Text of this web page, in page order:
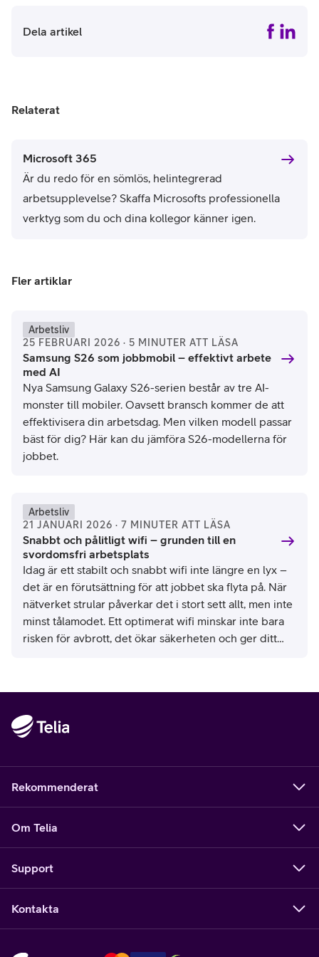
Dela artikel
Relaterat
Microsoft 365
Är du redo för en sömlös, helintegrerad
arbetsupplevelse? Skaffa Microsofts professionella
verktyg som du och dina kollegor känner igen.
Fler artiklar
Arbetsliv
25 FEBRUARI 2026 · 5 MINUTER ATT LÄSA
Samsung S26 som jobbmobil – effektivt arbete
med AI
Nya Samsung Galaxy S26-serien består av tre AI-
monster till mobiler. Oavsett bransch kommer de att
effektivisera din arbetsdag. Men vilken modell passar
bäst för dig? Här kan du jämföra S26-modellerna för
jobbet.
Arbetsliv
21 JANUARI 2026 · 7 MINUTER ATT LÄSA
Snabbt och pålitligt wifi – grunden till en
svordomsfri arbetsplats
Idag är ett stabilt och snabbt wifi inte längre en lyx –
det är en förutsättning för att jobbet ska flyta på. När
nätverket strular påverkar det i stort sett allt, men inte
minst tålamodet. Ett optimerat wifi minskar inte bara
risken för avbrott, det ökar säkerheten och ger ditt
Rekommenderat
Om Telia
Support
Kontakta